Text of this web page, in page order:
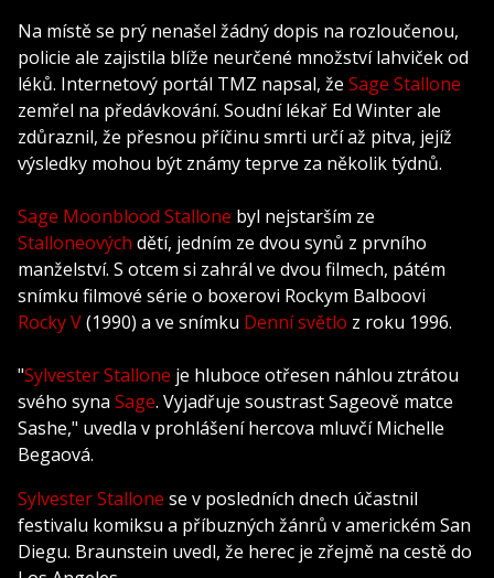
Na místě se prý nenašel žádný dopis na rozloučenou,
policie ale zajistila blíže neurčené množství lahviček od
léků. Internetový portál TMZ napsal, že Sage Stallone
zemřel na předávkování. Soudní lékař Ed Winter ale
zdůraznil, že přesnou příčinu smrti určí až pitva, jejíž
výsledky mohou být známy teprve za několik týdnů.
Sage Moonblood Stallone byl nejstarším ze
Stalloneových dětí, jedním ze dvou synů z prvního
manželství. S otcem si zahrál ve dvou filmech, pátém
snímku filmové série o boxerovi Rockym Balboovi
Rocky V(1990) a ve snímku Denní světlo z roku 1996.
"Sylvester Stallone je hluboce otřesen náhlou ztrátou
svého syna Sage. Vyjadřuje soustrast Sageově matce
Sashe," uvedla v prohlášení hercova mluvčí Michelle
Begaová.
Sylvester Stallone se v posledních dnech účastnil
festivalu komiksu a příbuzných žánrů v americkém San
Diegu. Braunstein uvedl, že herec je zřejmě na cestě do